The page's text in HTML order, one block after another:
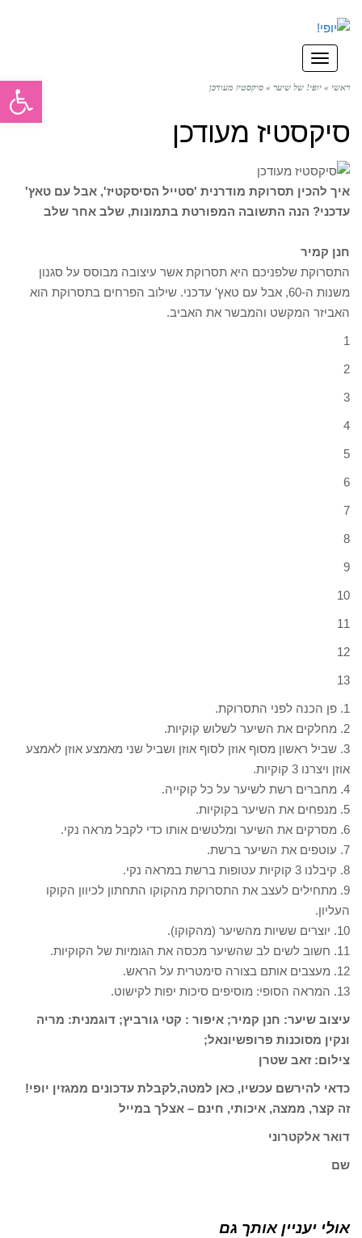
תפריט
ראשי » יופי! של שיער » סיקסטיז מעודכן
סיקסטיז מעודכן
איך להכין תסרוקת מודרנית 'סטייל הסיסקטיז', אבל עם טאץ'
עדכני? הנה התשובה המפורטת בתמונות, שלב אחר שלב
חנן קמיר
התסרוקת שלפניכם היא תסרוקת אשר עיצובה מבוסס על סגנון
משנות ה-60, אבל עם טאץ' עדכני. שילוב הפרחים בתסרוקת הוא
האביזר המקשט והמבשר את האביב.
1
2
3
4
5
6
7
8
9
10
11
12
13
1. פן הכנה לפני התסרוקת.
2. מחלקים את השיער לשלוש קוקיות.
3. שביל ראשון מסוף אוזן לסוף אוזן ושביל שני מאמצע אוזן לאמצע
אוזן ויצרנו 3 קוקיות.
4. מחברים רשת לשיער על כל קוקייה.
5. מנפחים את השיער בקוקיות.
6. מסרקים את השיער ומלטשים אותו כדי לקבל מראה נקי.
7. עוטפים את השיער ברשת.
8. קיבלנו 3 קוקיות עטופות ברשת במראה נקי.
9. מתחילים לעצב את התסרוקת מהקוקו התחתון לכיוון הקוקו
העליון.
10. יוצרים ששיות מהשיער (מהקוקו).
11. חשוב לשים לב שהשיער מכסה את הגומיות של הקוקיות.
12. מעצבים אותם בצורה סימטרית על הראש.
13. המראה הסופי: מוסיפים סיכות יפות לקישוט.
עיצוב שיער: חנן קמיר; איפור : קטי גורביץ; דוגמנית: מריה
ונקין מסוכנות פרופשיונאל;
צילום: זאב שטרן
כדאי להירשם עכשיו, כאן למטה,לקבלת עדכונים ממגזין יופי!
זה קצר, ממצה, איכותי, חינם – אצלך במייל
דואר אלקטרוני
שם
אולי יעניין אותך גם
פתח